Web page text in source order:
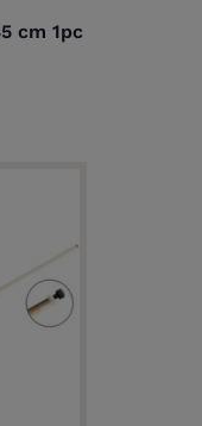
cm 1pc